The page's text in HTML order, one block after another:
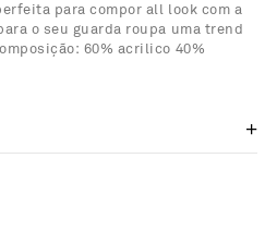
para compor all look com a
o seu guarda roupa uma trend
60% acrilico 40%